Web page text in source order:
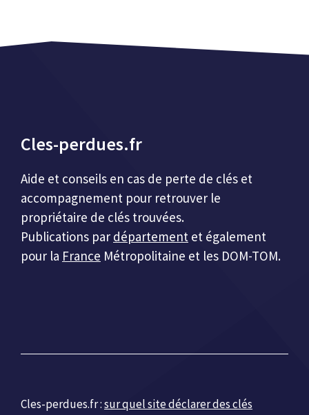
Cles-perdues.fr
Aide et conseils en cas de perte de clés et
accompagnement pour retrouver le
propriétaire de clés trouvées.
Publications par département et également
pour la France Métropolitaine et les DOM-TOM.
Cles-perdues.fr :sur quel site déclarer des clés